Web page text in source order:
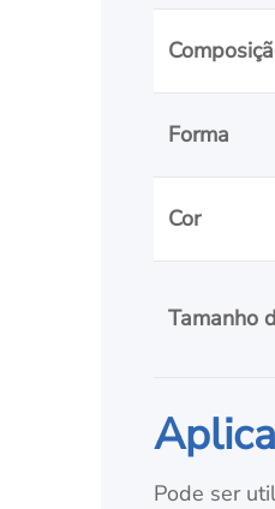
Forma
Cor
Tamanho
Pode ser